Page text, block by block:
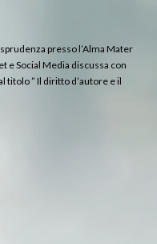
presso l’Alma Mater
e Social Media discussa con
titolo ” Il diritto d’autore e il